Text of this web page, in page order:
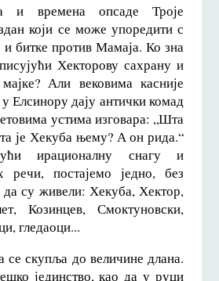
и времена опсаде Троје
који се може упоредити с
битке против Мамаја. Ко зна
Хекторову сахрану и
Али вековима касније
Елсинору дају антички комад
устима изговара: „Шта
је Хекуба њему? А он рида.“
ирационалну снагу и
речи, постајемо једно, без
да су живели: Хекуба, Хектор,
Козинцев, Смоктуновски,
гледаоци...
се скупља до величине длана.
јединство, као да у руци